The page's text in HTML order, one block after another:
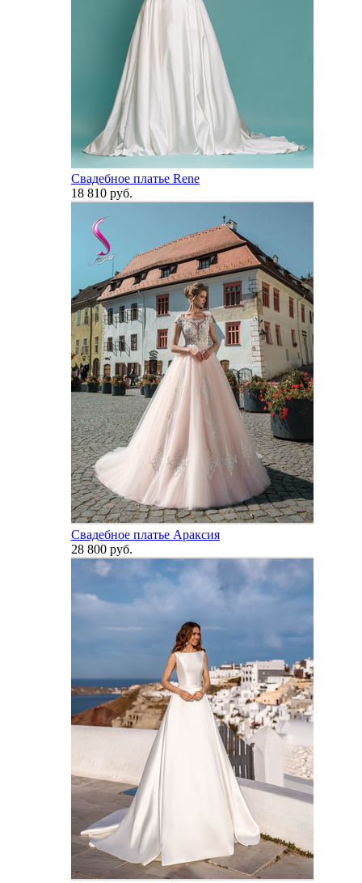
Свадебное платье Rene
18 810 руб.
Свадебное платье Араксия
28 800 руб.